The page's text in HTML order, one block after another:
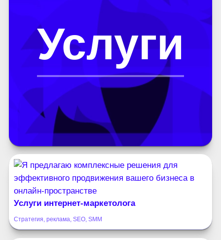
Услуги
Услуги интернет-маркетолога
Стратегия, реклама, SEO, SMM